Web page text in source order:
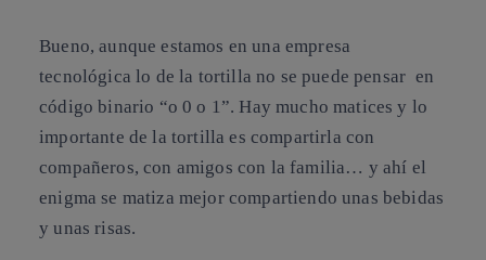
Bueno, aunque estamos en una empresa
tecnológica lo de la tortilla no se puede pensar en
código binario “o 0 o 1”. Hay mucho matices y lo
importante de la tortilla es compartirla con
compañeros, con amigos con la familia… y ahí el
enigma se matiza mejor compartiendo unas bebidas
y unas risas.